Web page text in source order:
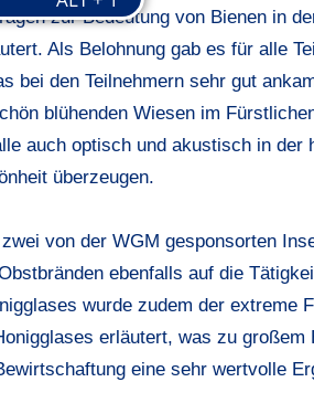
zur Bedeutung von Bienen in
Als Belohnung gab es für alle
bei den Teilnehmern sehr gut
blühenden Wiesen im
auch optisch und akustisch in der
überzeugen.
von der WGM gesponsorten
ebenfalls auf die
wurde zudem der extreme
erläutert, was zu
eine sehr wertvolle